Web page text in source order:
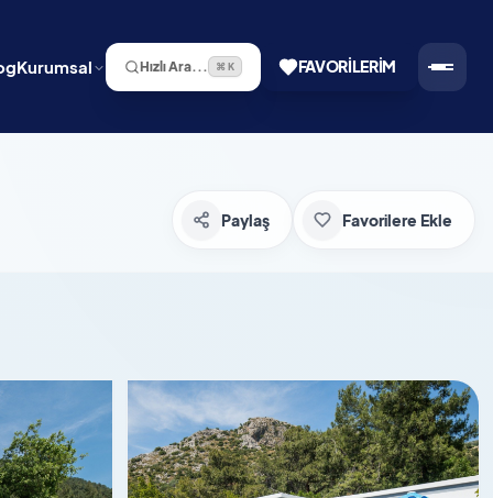
Kurumsal Hızlı Ara... ⌘ K FAVORILERIM
Paylaş Favorilere Ekle